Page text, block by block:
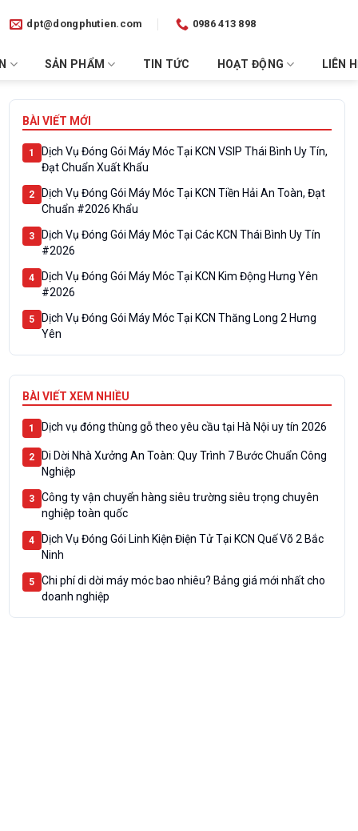
dpt@dongphutien.com 0986 413 898
SẢN PHẨM TIN TỨC HOẠT ĐỘNG LIÊN
BÀI VIẾT MỚI
1
Dịch Vụ Đóng Gói Máy Móc Tại KCN VSIP Thái Bình Uy Tín,
Đạt Chuẩn Xuất Khẩu
2
Dịch Vụ Đóng Gói Máy Móc Tại KCN Tiền Hải An Toàn, Đạt
Chuẩn #2026 Khẩu
3
Dịch Vụ Đóng Gói Máy Móc Tại Các KCN Thái Bình Uy Tín
#2026
4
Dịch Vụ Đóng Gói Máy Móc Tại KCN Kim Động Hưng Yên
#2026
5
Dịch Vụ Đóng Gói Máy Móc Tại KCN Thăng Long 2 Hưng
Yên
BÀI VIẾT XEM NHIỀU
1 Dịch vụ đóng thùng gỗ theo yêu cầu tại Hà Nội uy tín 2026
2
Di Dời Nhà Xưởng An Toàn: Quy Trình 7 Bước Chuẩn Công
Nghiệp
3
Công ty vận chuyển hàng siêu trường siêu trọng chuyên
nghiệp toàn quốc
4
Dịch Vụ Đóng Gói Linh Kiện Điện Tử Tại KCN Quế Võ 2 Bắc
Ninh
5
Chi phí di dời máy móc bao nhiêu? Bảng giá mới nhất cho
doanh nghiệp